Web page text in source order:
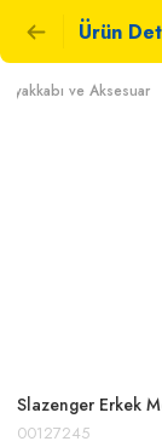
Ürün
Ayakkabı ve Aksesuar
Slazenger Erkek
00127245